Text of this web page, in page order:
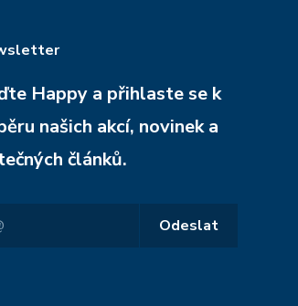
Happy a přihlaste se k
našich akcí, novinek a
článků.
Odeslat